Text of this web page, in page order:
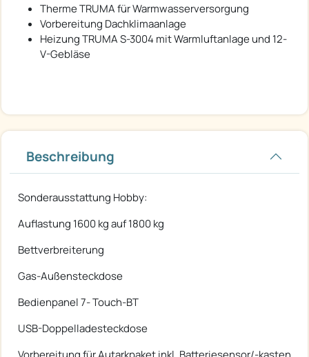
Therme TRUMA für Warmwasserversorgung
Vorbereitung Dachklimaanlage
Heizung TRUMA S-3004 mit Warmluftanlage und 12-
V-Gebläse
Beschreibung
Sonderausstattung Hobby:
Auflastung 1600 kg auf 1800 kg
Bettverbreiterung
Gas-Außensteckdose
Bedienpanel 7- Touch-BT
USB-Doppelladesteckdose